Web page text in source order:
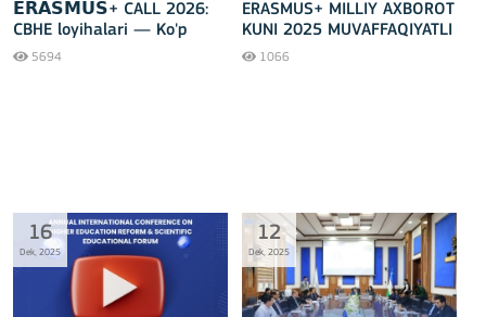
𝗘𝗥𝗔𝗦𝗠𝗨𝗦+ CALL 2026:
CBHE loyihalari — Ko'p
soraladigan savollar!
5694
ERASMUS+ MILLIY AXBOROT
KUNI 2025 MUVAFFAQIYATLI
O‘TKAZILDI!
1066
16
Dek, 2025
12
Dek, 2025